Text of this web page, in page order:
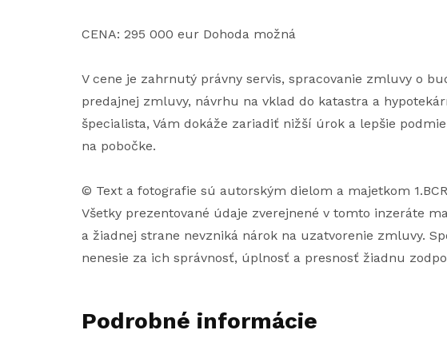
CENA: 295 000 eur Dohoda možná
V cene je zahrnutý právny servis, spracovanie zmluvy o
predajnej zmluvy, návrhu na vklad do katastra a
špecialista, Vám dokáže zariadiť nižší úrok a lepšie
na pobočke.
© Text a fotografie sú autorským dielom a majetkom 1.BCR
Všetky prezentované údaje zverejnené v tomto inzeráte
a žiadnej strane nevzniká nárok na uzatvorenie zmluvy.
nenesie za ich správnosť, úplnosť a presnosť žiadnu
Podrobné informácie